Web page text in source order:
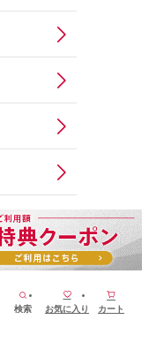
検索 お気に入り カート